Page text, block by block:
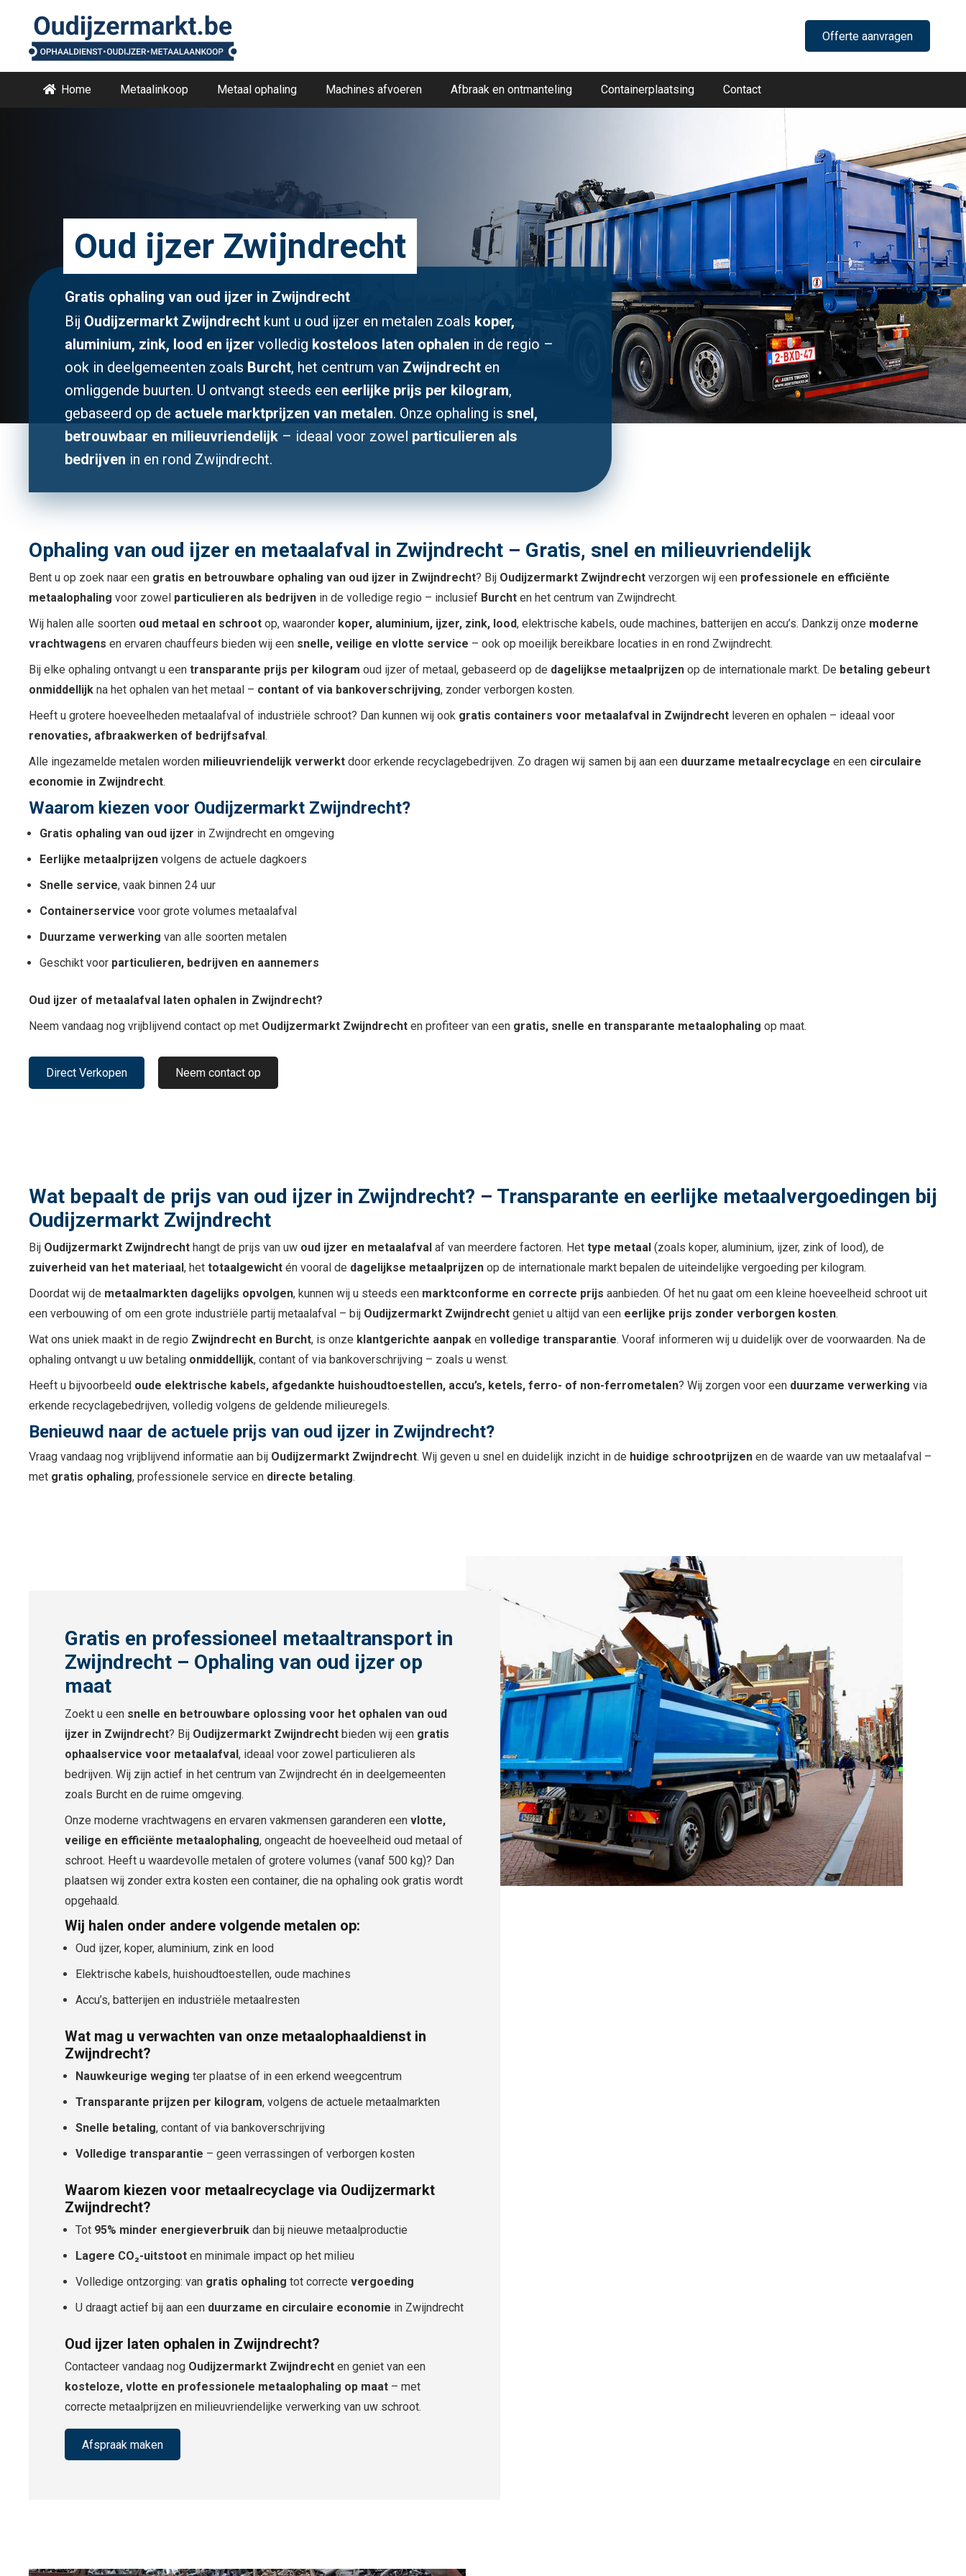
Offerte aanvragen
Home Metaalinkoop Metaal ophaling Machines afvoeren Afbraak en ontmanteling Containerplaatsing Contact
Oud ijzer Zwijndrecht
Gratis ophaling van oud ijzer in Zwijndrecht
Bij Oudijzermarkt Zwijndrecht kunt u oud ijzer en metalen zoals koper,
aluminium, zink, lood en ijzer volledig kosteloos laten ophalen in de regio –
ook in deelgemeenten zoals Burcht, het centrum van Zwijndrecht en
omliggende buurten. U ontvangt steeds een eerlijke prijs per kilogram,
gebaseerd op de actuele marktprijzen van metalen. Onze ophaling is snel,
betrouwbaar en milieuvriendelijk – ideaal voor zowel particulieren als
bedrijven in en rond Zwijndrecht.
Ophaling van oud ijzer en metaalafval in Zwijndrecht – Gratis, snel en milieuvriendelijk
Bent u op zoek naar een gratis en betrouwbare ophaling van oud ijzer in Zwijndrecht? Bij Oudijzermarkt Zwijndrecht verzorgen wij een professionele en efficiënte
metaalophaling voor zowel particulieren als bedrijven in de volledige regio – inclusief Burcht en het centrum van Zwijndrecht.
Wij halen alle soorten oud metaal en schroot op, waaronder koper, aluminium, ijzer, zink, lood, elektrische kabels, oude machines, batterijen en accu’s. Dankzij onze moderne
vrachtwagens en ervaren chauffeurs bieden wij een snelle, veilige en vlotte service – ook op moeilijk bereikbare locaties in en rond Zwijndrecht.
Bij elke ophaling ontvangt u een transparante prijs per kilogram oud ijzer of metaal, gebaseerd op de dagelijkse metaalprijzen op de internationale markt. De betaling gebeurt
onmiddellijk na het ophalen van het metaal – contant of via bankoverschrijving, zonder verborgen kosten.
Heeft u grotere hoeveelheden metaalafval of industriële schroot? Dan kunnen wij ook gratis containers voor metaalafval in Zwijndrecht leveren en ophalen – ideaal voor
renovaties, afbraakwerken of bedrijfsafval .
Alle ingezamelde metalen worden milieuvriendelijk verwerkt door erkende recyclagebedrijven. Zo dragen wij samen bij aan een duurzame metaalrecyclage en een circulaire
economie in Zwijndrecht.
Waarom kiezen voor Oudijzermarkt Zwijndrecht?
Gratis ophaling van oud ijzer in Zwijndrecht en omgeving
Eerlijke metaalprijzen volgens de actuele dagkoers
Snelle service, vaak binnen 24 uur
Containerservice voor grote volumes metaalafval
Duurzame verwerking van alle soorten metalen
Geschikt voor particulieren, bedrijven en aannemers
Oud ijzer of metaalafval laten ophalen in Zwijndrecht?
Neem vandaag nog vrijblijvend contact op met Oudijzermarkt Zwijndrecht en profiteer van een gratis, snelle en transparante metaalophaling op maat.
Direct Verkopen Neem contact op
Wat bepaalt de prijs van oud ijzer in Zwijndrecht? – Transparante en eerlijke metaalvergoedingen bij
Oudijzermarkt Zwijndrecht
Bij Oudijzermarkt Zwijndrecht hangt de prijs van uw oud ijzer en metaalafval af van meerdere factoren. Het type metaal (zoals koper, aluminium, ijzer, zink of lood), de
zuiverheid van het materiaal , het totaalgewicht én vooral de dagelijkse metaalprijzen op de internationale markt bepalen de uiteindelijke vergoeding per kilogram.
Doordat wij de metaalmarkten dagelijks opvolgen, kunnen wij u steeds een marktconforme en correcte prijs aanbieden. Of het nu gaat om een kleine hoeveelheid schroot uit
een verbouwing of om een grote industriële partij metaalafval – bij Oudijzermarkt Zwijndrecht geniet u altijd van een eerlijke prijs zonder verborgen kosten.
Wat ons uniek maakt in de regio Zwijndrecht en Burcht, is onze klantgerichte aanpak en volledige transparantie. Vooraf informeren wij u duidelijk over de voorwaarden. Na de
ophaling ontvangt u uw betaling onmiddellijk, contant of via bankoverschrijving – zoals u wenst.
Heeft u bijvoorbeeld oude elektrische kabels, afgedankte huishoudtoestellen, accu’s, ketels, ferro- of non-ferrometalen? Wij zorgen voor een duurzame verwerking via
erkende recyclagebedrijven, volledig volgens de geldende milieuregels.
Benieuwd naar de actuele prijs van oud ijzer in Zwijndrecht?
Vraag vandaag nog vrijblijvend informatie aan bij Oudijzermarkt Zwijndrecht. Wij geven u snel en duidelijk inzicht in de huidige schrootprijzen en de waarde van uw metaalafval –
met gratis ophaling, professionele service en directe betaling.
Gratis en professioneel metaaltransport in
Zwijndrecht – Ophaling van oud ijzer op
maat
Zoekt u een snelle en betrouwbare oplossing voor het ophalen van oud
ijzer in Zwijndrecht? Bij Oudijzermarkt Zwijndrecht bieden wij een gratis
ophaalservice voor metaalafval, ideaal voor zowel particulieren als
bedrijven. Wij zijn actief in het centrum van Zwijndrecht én in deelgemeenten
zoals Burcht en de ruime omgeving.
Onze moderne vrachtwagens en ervaren vakmensen garanderen een vlotte,
veilige en efficiënte metaalophaling, ongeacht de hoeveelheid oud metaal of
schroot. Heeft u waardevolle metalen of grotere volumes (vanaf 500 kg)? Dan
plaatsen wij zonder extra kosten een container, die na ophaling ook gratis wordt
opgehaald.
Wij halen onder andere volgende metalen op:
Oud ijzer, koper, aluminium, zink en lood
Elektrische kabels, huishoudtoestellen, oude machines
Accu’s, batterijen en industriële metaalresten
Wat mag u verwachten van onze metaalophaaldienst in
Zwijndrecht?
Nauwkeurige weging ter plaatse of in een erkend weegcentrum
Transparante prijzen per kilogram, volgens de actuele metaalmarkten
Snelle betaling, contant of via bankoverschrijving
Volledige transparantie – geen verrassingen of verborgen kosten
Waarom kiezen voor metaalrecyclage via Oudijzermarkt
Zwijndrecht?
Tot 95% minder energieverbruik dan bij nieuwe metaalproductie
Lagere CO₂-uitstoot en minimale impact op het milieu
Volledige ontzorging: van gratis ophaling tot correcte vergoeding
U draagt actief bij aan een duurzame en circulaire economie in Zwijndrecht
Oud ijzer laten ophalen in Zwijndrecht?
Contacteer vandaag nog Oudijzermarkt Zwijndrecht en geniet van een
kosteloze, vlotte en professionele metaalophaling op maat – met
correcte metaalprijzen en milieuvriendelijke verwerking van uw schroot.
Afspraak maken